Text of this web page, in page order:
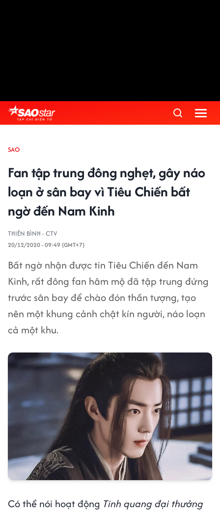
SAO
Fan tập trung đông nghẹt, gây náo
loạn ở sân bay vì Tiêu Chiến bất
ngờ đến Nam Kinh
THIÊN BÌNH - CTV
20/12/2020 - 09:49 (GMT+7)
Bất ngờ nhận được tin Tiêu Chiến đến Nam
Kinh, rất đông fan hâm mộ đã tập trung đứng
trước sân bay để chào đón thần tượng, tạo
nên một khung cảnh chật kín người, náo loạn
cả một khu.
Có thể nói hoạt động Tinh quang đại thưởng